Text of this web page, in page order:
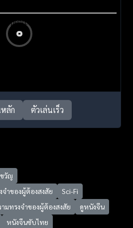
ลัก ตัวเล่นเร็ว
วัญ
ำของผู้ต้องสงสัย
Sci-Fi
มทรงจำของผู้ต้องสงสัย
ดูหนังจีน
หนังจีนซับไทย